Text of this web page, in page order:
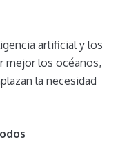
artificial y los
mejor los océanos,
la necesidad